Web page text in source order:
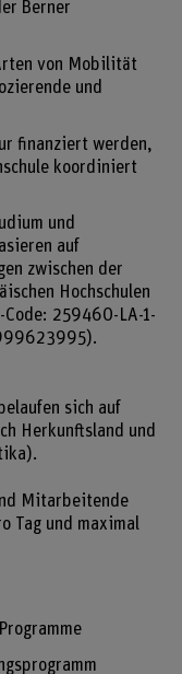
Berner
von Mobilität
und
finanziert werden,
koordiniert
und
auf
zwischen der
Hochschulen
Code: 259460-LA-1-
sich auf
Herkunftsland und
Mitarbeitende
Tag und maximal